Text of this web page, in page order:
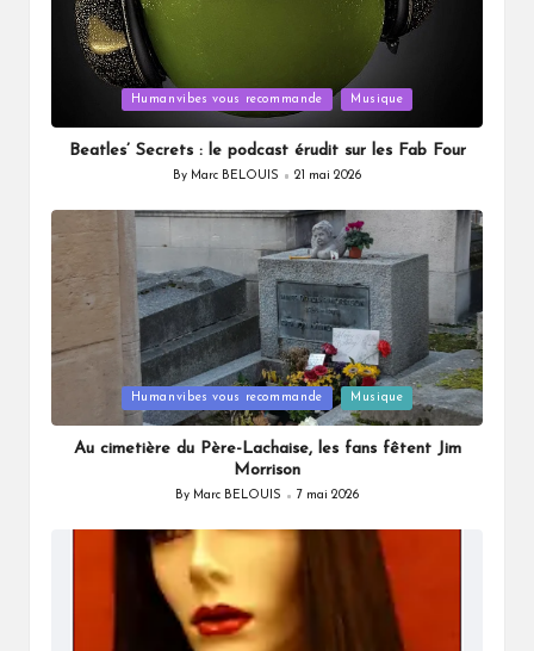
in
Humanvibes vous recommande Musique
Beatles’ Secrets : le podcast érudit sur les Fab Four
Posted
By Marc BELOUIS 21 mai 2026
in
Humanvibes vous recommande Musique
Au cimetière du Père-Lachaise, les fans fêtent Jim
Morrison
Posted
By Marc BELOUIS 7 mai 2026